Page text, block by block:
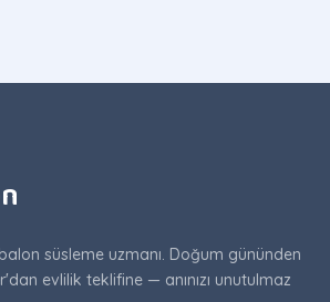
süsleme uzmanı. Doğum gününden
evlilik teklifine — anınızı unutulmaz